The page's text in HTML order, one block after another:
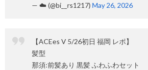
— ☁️ (@bi__rs1217) May 26, 2026
【ACEes V 5/26初日 福岡 レポ】
髪型
那須:前髪あり 黒髪 ふわふわセット